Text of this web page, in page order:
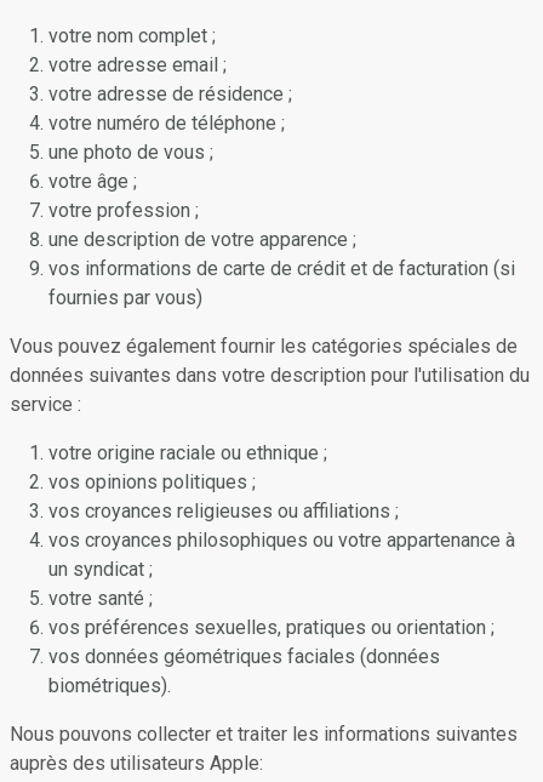
votre nom complet ;
votre adresse email ;
votre adresse de résidence ;
votre numéro de téléphone ;
une photo de vous ;
votre âge ;
votre profession ;
une description de votre apparence ;
vos informations de carte de crédit et de facturation (si
fournies par vous)
Vous pouvez également fournir les catégories spéciales de
données suivantes dans votre description pour l'utilisation du
service :
votre origine raciale ou ethnique ;
vos opinions politiques ;
vos croyances religieuses ou affiliations ;
vos croyances philosophiques ou votre appartenance à
un syndicat ;
votre santé ;
vos préférences sexuelles, pratiques ou orientation ;
vos données géométriques faciales (données
biométriques).
Nous pouvons collecter et traiter les informations suivantes
auprès des utilisateurs Apple: